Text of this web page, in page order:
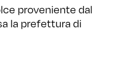
proveniente dal
la prefettura di